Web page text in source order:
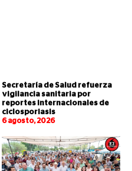
Secretaría de Salud refuerza
vigilancia sanitaria por
reportes internacionales de
ciclosporiasis
6 agosto, 2026